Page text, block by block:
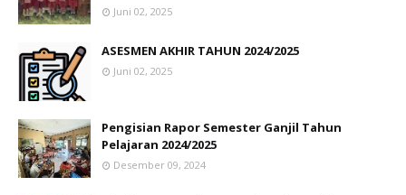
Juni 02, 2025
ASESMEN AKHIR TAHUN 2024/2025
Juni 02, 2025
Pengisian Rapor Semester Ganjil Tahun
Pelajaran 2024/2025
Desember 09, 2024